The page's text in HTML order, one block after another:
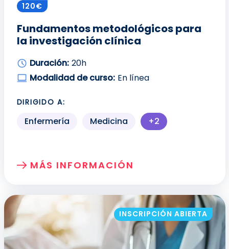
120€
Fundamentos metodológicos para
la investigación clínica
Duración: 20h
Modalidad de curso: En línea
DIRIGIDO A:
Enfermería Medicina
+2
Más perfiles
MÁS INFORMACIÓN
SOBRE: FUNDAMENTOS
INSCRIPCIÓN ABIERTA